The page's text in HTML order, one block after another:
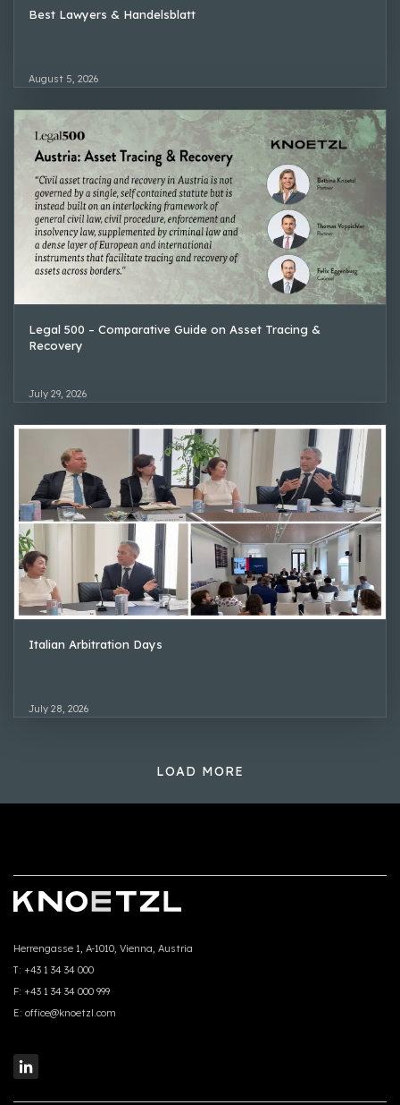
Best Lawyers & Handelsblatt
August 5, 2026
Legal 500 – Comparative Guide on Asset Tracing &
Recovery
July 29, 2026
Italian Arbitration Days
July 28, 2026
LOAD MORE
Herrengasse 1, A-1010, Vienna, Austria
T: +43 1 34 34 000
F: +43 1 34 34 000 999
E: office@knoetzl.com